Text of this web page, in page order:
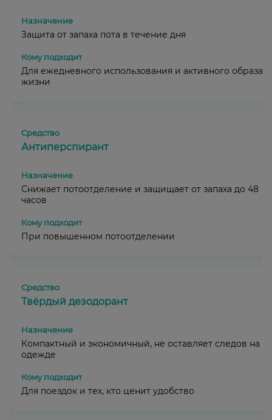
Защита от запаха пота в течение дня
Для ежедневного использования и активного образа
жизни
Антиперспирант
Снижает потоотделение и защищает от запаха до 48
часов
При повышенном потоотделении
Твёрдый дезодорант
Компактный и экономичный, не оставляет следов на
одежде
Для поездок и тех, кто ценит удобство